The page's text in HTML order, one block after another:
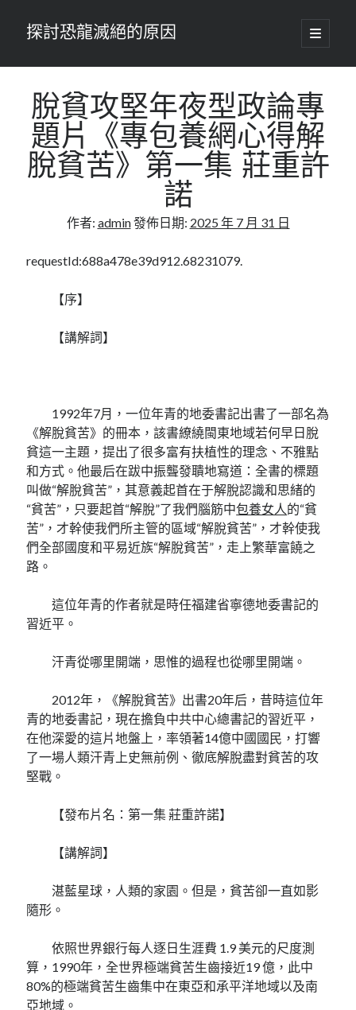
探討恐龍滅絕的原因
開
啟
要
單
脫貧攻堅年夜型政論專
題片《專包養網心得解
脫貧苦》第一集 莊重許
諾
作者: admin發佈日期: 2025 年 7 月 31 日
requestId:688a478e39d912.68231079.
【序】
【講解詞】
1992年7月，一位年青的地委書記出書了一部名為
《解脫貧苦》的冊本，該書繚繞閩東地域若何早日脫
貧這一主題，提出了很多富有扶植性的理念、不雅點
和方式。他最后在跋中振聾發聵地寫道：全書的標題
叫做“解脫貧苦”，其意義起首在于解脫認識和思緒的
“貧苦”，只要起首“解脫”了我們腦筋中包養女人的“貧
苦”，才幹使我們所主管的區域“解脫貧苦”，才幹使我
們全部國度和平易近族“解脫貧苦”，走上繁華富饒之
路。
這位年青的作者就是時任福建省寧德地委書記的
習近平。
汗青從哪里開端，思惟的過程也從哪里開端。
2012年，《解脫貧苦》出書20年后，昔時這位年
青的地委書記，現在擔負中共中心總書記的習近平，
在他深愛的這片地盤上，率領著14億中國國民，打響
了一場人類汗青上史無前例、徹底解脫盡對貧苦的攻
堅戰。
【發布片名：第一集 莊重許諾】
【講解詞】
湛藍星球，人類的家園。但是，貧苦卻一直如影
隨形。
依照世界銀行每人逐日生涯費 1.9 美元的尺度測
算，1990年，全世界極端貧苦生齒接近19 億，此中
80%的極端貧苦生齒集中在東亞和承平洋地域以及南
亞地域。